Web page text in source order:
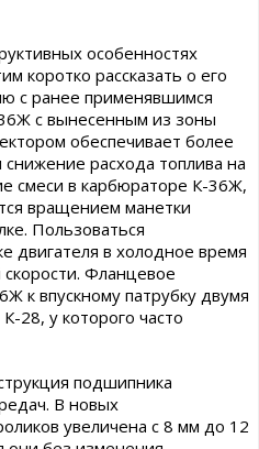
особенностях
коротко рассказать о его
с ранее применявшимся
с вынесенным из зоны
обеспечивает более
расхода топлива на
смеси в карбюраторе К-36Ж,
вращением манетки
Пользоваться
двигателя в холодное время
Фланцевое
к впускному патрубку двумя
28, у которого часто
подшипника
В новых
увеличена с 8 мм до 12